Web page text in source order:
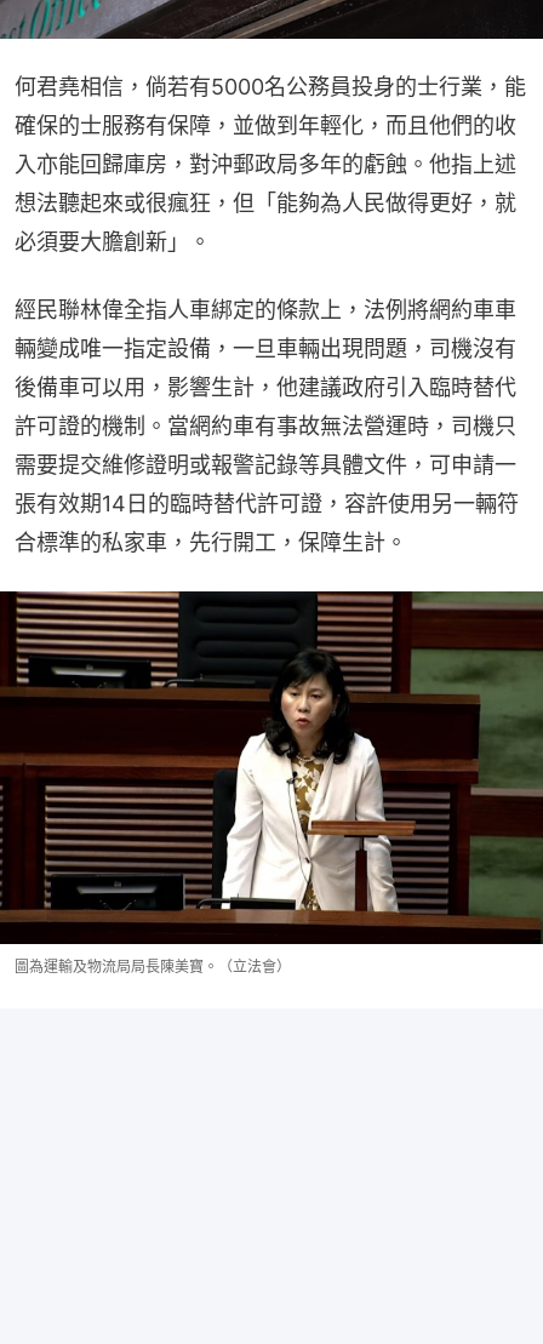
何君堯相信，倘若有5000名公務員投身的士行業，能
確保的士服務有保障，並做到年輕化，而且他們的收
入亦能回歸庫房，對沖郵政局多年的虧蝕。他指上述
想法聽起來或很瘋狂，但「能夠為人民做得更好，就
必須要大膽創新」。
經民聯林偉全指人車綁定的條款上，法例將網約車車
輛變成唯一指定設備，一旦車輛出現問題，司機沒有
後備車可以用，影響生計，他建議政府引入臨時替代
許可證的機制。當網約車有事故無法營運時，司機只
需要提交維修證明或報警記錄等具體文件，可申請一
張有效期14日的臨時替代許可證，容許使用另一輛符
合標準的私家車，先行開工，保障生計。
圖為運輸及物流局局長陳美寶。（立法會）